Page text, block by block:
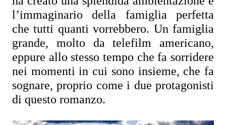
l’immaginario della famiglia perfetta
che tutti quanti vorrebbero. Un famiglia
grande, molto da telefilm americano,
eppure allo stesso tempo che fa sorridere
nei momenti in cui sono insieme, che fa
sognare, proprio come i due protagonisti
di questo romanzo.